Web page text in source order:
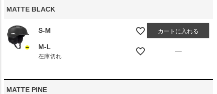
MATTE BLACK
S-M カートに入れる
M-L
在庫切れ
—
MATTE PINE